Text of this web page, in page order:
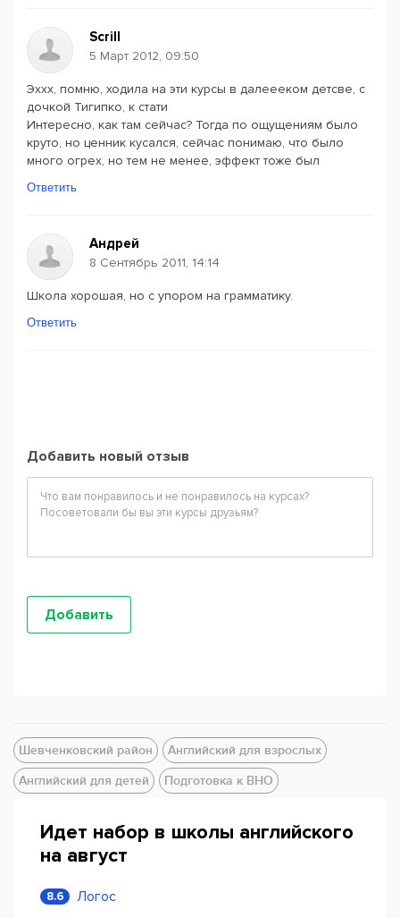
Scrill
5 Март 2012, 09:50
Эххх, помню, ходила на эти курсы в далеееком детсве, с
дочкой Тигипко, к стати
Интересно, как там сейчас? Тогда по ощущениям было
круто, но ценник кусался, сейчас понимаю, что было
много огрех, но тем не менее, эффект тоже был
Ответить
Андрей
8 Сентябрь 2011, 14:14
Школа хорошая, но с упором на грамматику.
Ответить
Добавить новый отзыв
Шевченковский район
Английский для взрослых
Английский для детей
Подготовка к ВНО
Идет набор в школы английского
на август
8.6 Логос